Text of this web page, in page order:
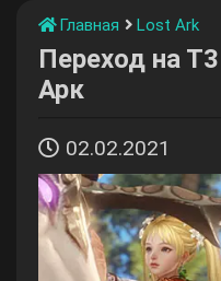
Главная Lost Ark
Переход на
Арк
02.02.2021